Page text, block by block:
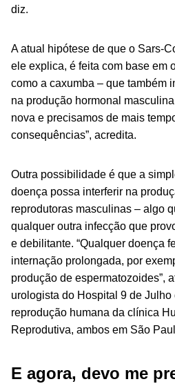
diz.
A atual hipótese de que o Sars-
ele explica, é feita com base em
como a caxumba – que também
na produção hormonal
nova e precisamos de mais
consequências”, acredita.
Outra possibilidade é que a
doença possa interferir na
reprodutoras masculinas – algo
qualquer outra infecção que
e debilitante. “Qualquer doença
internação prolongada, por
produção de espermatozoides”,
urologista do Hospital 9 de
reprodução humana da clínica
Reprodutiva, ambos em São
E agora, devo me